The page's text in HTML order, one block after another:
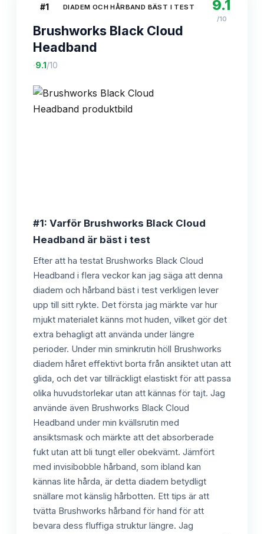
#1 DIADEM OCH HÅRBAND BÄST I TEST
Brushworks Black Cloud
Headband
·9.1 /10
9.1
/10
#1: Varför Brushworks Black Cloud
Headband är bäst i test
Efter att ha testat Brushworks Black Cloud
Headband i flera veckor kan jag säga att denna
diadem och hårband bäst i test verkligen lever
upp till sitt rykte. Det första jag märkte var hur
mjukt materialet känns mot huden, vilket gör det
extra behagligt att använda under längre
perioder. Under min sminkrutin höll Brushworks
diadem håret effektivt borta från ansiktet utan att
glida, och det var tillräckligt elastiskt för att passa
olika huvudstorlekar utan att kännas för tajt. Jag
använde även Brushworks Black Cloud
Headband under min kvällsrutin med
ansiktsmask och märkte att det absorberade
fukt utan att bli tungt eller obekvämt. Jämfört
med invisibobble hårband, som ibland kan
kännas lite hårda, är detta diadem betydligt
snällare mot känslig hårbotten. Ett tips är att
tvätta Brushworks hårband för hand för att
bevara dess fluffiga struktur längre. Jag